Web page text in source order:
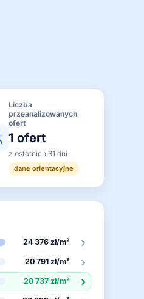
Liczba
przeanalizowanych
ofert
1 ofert
z ostatnich 31 dni
dane orientacyjne
24 376 zł/m² ›
20 791 zł/m² ›
20 737 zł/m² ›